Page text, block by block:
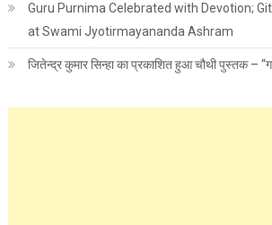
Guru Purnima Celebrated with Devotion;
at Swami Jyotirmayananda Ashram
जितेन्द्र कुमार सिन्हा का प्रकाशित हुआ चौथी पुस्तक –